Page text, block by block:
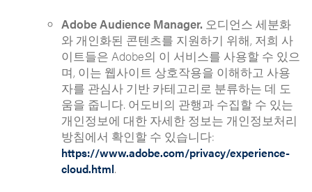
Adobe Audience Manager. 오디언스 세분화
와 개인화된 콘텐츠를 지원하기 위해, 저희 사
이트들은 Adobe의 이 서비스를 사용할 수 있으
며, 이는 웹사이트 상호작용을 이해하고 사용
자를 관심사 기반 카테고리로 분류하는 데 도
움을 줍니다. 어도비의 관행과 수집할 수 있는
개인정보에 대한 자세한 정보는 개인정보처리
방침에서 확인할 수 있습니다:
https://www.adobe.com/privacy/experience-
cloud.html.